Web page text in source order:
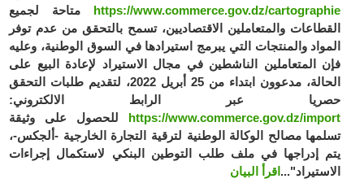
https://www.commerce.gov.dz/cartographie متاحة لجميع
القطاعات والمتعاملين الاقتصاديين، تسمح بالتحقق من عدم توفر
المواد والمنتجات التي يبرمج استيرادها في السوق الوطنية، وعليه
فإن المتعاملين الناشطين في مجال الاستيراد لإعادة البيع على
الحالة، مدعوون ابتداء من 25 أبريل 2022، لتقديم طلبات التحقق
حصريا عبر الرابط الالكتروني:
https://www.commerce.gov.dz/import للحصول على وثيقة
تسلمها مصالح الوكالة الوطنية لترقية التجارة الخارجية -ألجكس-،
يتم إدراجها في ملف طلب التوطين البنكي لاستكمال إجراءات
الاستيراد"... اقرأ البيان